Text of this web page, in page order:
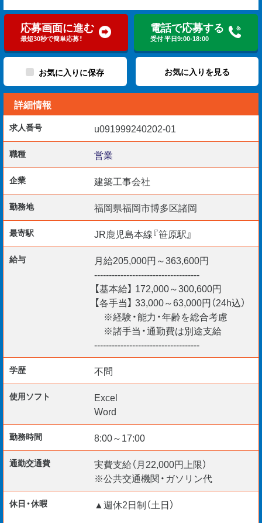
HP等からの反響を元に顧客訪問。
ノルマも無くストレスフリーの職場。
【勤務開始日】 即日～随時
戸建や店舗など小物件が大得意☆
リノベや原状回復も行なっています。
【歓迎要件】
★営業の実務経験
★普通自動車免許（AT限定可）
★PCスキル（Office/タッチタイピング）
内装工事なら同社にお任せあれ☆
自信を持って技術を提案して下さい！
応募画面に進む
最短30秒で簡単応募！
電話で応募する
受付 平日9:00-18:00
お気に入りに保存 お気に入りを見る
詳細情報
求人番号 u091999240202-01
職種 営業
企業 建築工事会社
勤務地 福岡県福岡市博多区諸岡
最寄駅 JR鹿児島本線『笹原駅』
給与
月給205,000円～363,600円
------------------------------------
【基本給】 172,000～300,600円
【各手当】 33,000～63,000円（24h込）
※経験・能力・年齢を総合考慮
※諸手当・通勤費は別途支給
------------------------------------
学歴 不問
使用ソフト
Excel
Word
勤務時間 8:00～17:00
通勤交通費
実費支給（月22,000円上限）
※公共交通機関・ガソリン代
休日・休暇
▲週休2日制（土日）